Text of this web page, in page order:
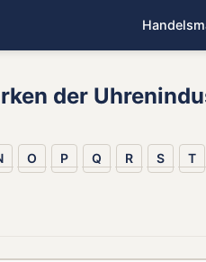
der
O P Q R S T